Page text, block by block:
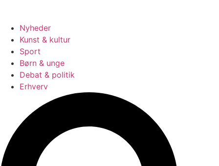
Nyheder
Kunst & kultur
Sport
Børn & unge
Debat & politik
Erhverv